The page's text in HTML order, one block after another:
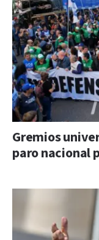
Gremios
paro nacional